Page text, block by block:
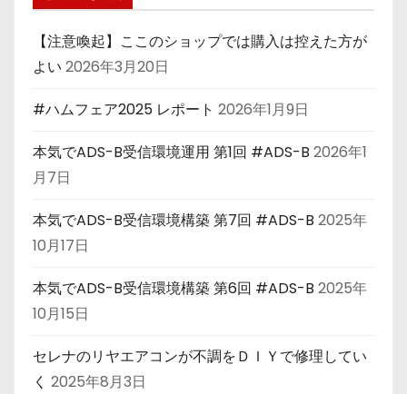
【注意喚起】ここのショップでは購入は控えた方が
よい 2026年3月20日
#ハムフェア2025 レポート 2026年1月9日
本気でADS-B受信環境運用 第1回 #ADS-B 2026年1
月7日
本気でADS-B受信環境構築 第7回 #ADS-B 2025年
10月17日
本気でADS-B受信環境構築 第6回 #ADS-B 2025年
10月15日
セレナのリヤエアコンが不調をＤＩＹで修理してい
く 2025年8月3日